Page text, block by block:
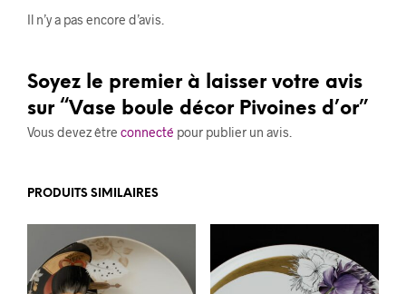
Il n’y a pas encore d’avis.
Soyez le premier à laisser votre avis
sur “Vase boule décor Pivoines d’or”
Vous devez être connecté pour publier un avis.
PRODUITS SIMILAIRES